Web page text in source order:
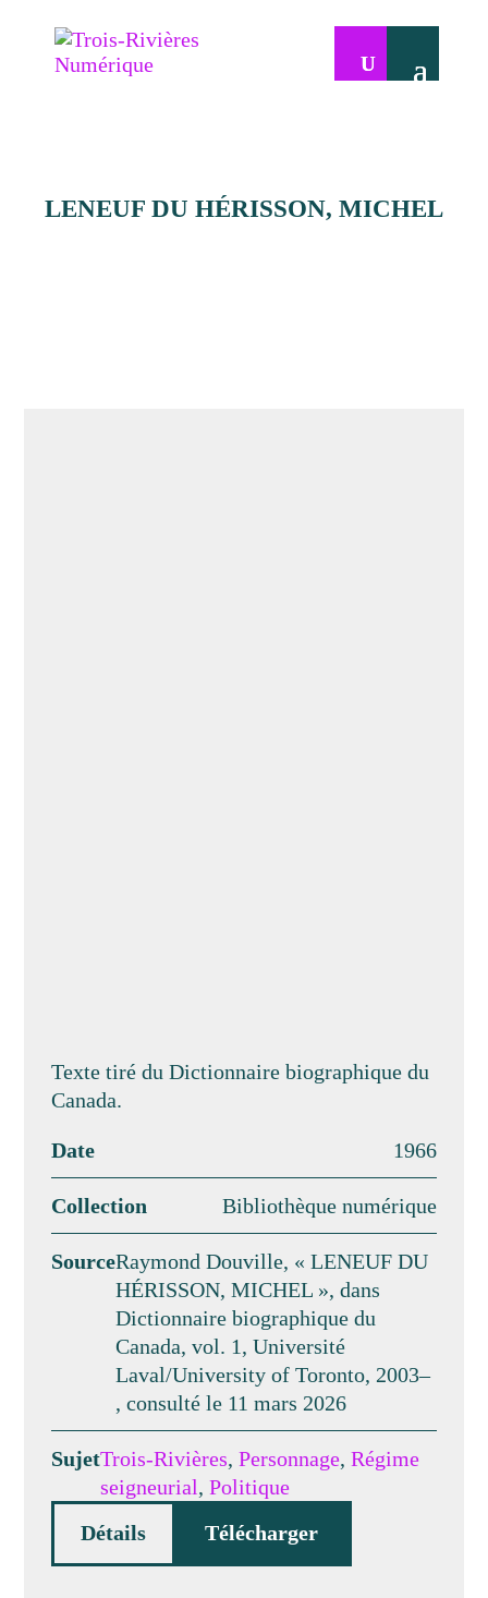
LENEUF DU HÉRISSON, MICHEL
Texte tiré du Dictionnaire biographique du
Canada.
Date 1966
Collection Bibliothèque numérique
SourceRaymond Douville, « LENEUF DU
HÉRISSON, MICHEL », dans
Dictionnaire biographique du
Canada, vol. 1, Université
Laval/University of Toronto, 2003–
, consulté le 11 mars 2026
SujetTrois-Rivières,Personnage,Régime
seigneurial,Politique
Détails
Télécharger